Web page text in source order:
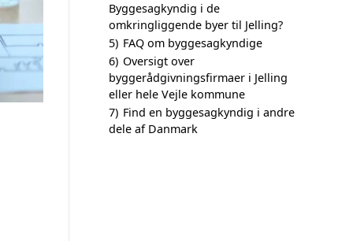
Byggesagkyndig i de
omkringliggende byer til Jelling?
5) FAQ om byggesagkyndige
6) Oversigt over
byggerådgivningsfirmaer i Jelling
eller hele Vejle kommune
7) Find en byggesagkyndig i andre
dele af Danmark